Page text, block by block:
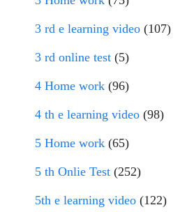
3 rd e learning video (107)
3 rd online test (5)
4 Home work (96)
4 th e learning video (98)
5 Home work (65)
5 th Onlie Test (252)
5th e learning video (122)